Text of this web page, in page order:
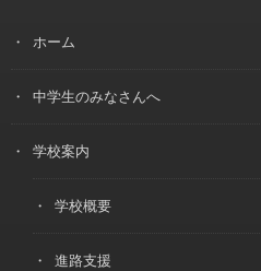
ホーム
中学生のみなさんへ
学校案内
学校概要
進路支援